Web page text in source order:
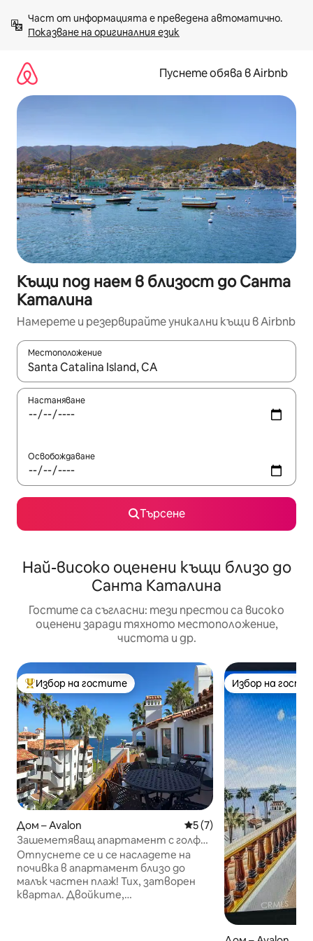
към
съдържанието
Показване на оригиналния език
Пуснете обява в Airbnb
Къщи под наем в близост до Санта
Каталина
Намерете и резервирайте уникални къщи в Airbnb
Местоположение
Когато резултатите се покажат, използвайте
Настаняване
Освобождаване
Търсене
Най-високо оценени къщи близо до
Санта Каталина
Гостите са съгласни: тези престои са високо
оценени заради тяхното местоположение,
чистота и др.
Най-популярен избор на гостите
Избор на гостите
Дом – Avalon Средна оценка: 5 от 5,
5 (7)
Зашеметяващ апартамент с голф
количка близо до брега
Отпуснете се и се насладете на
почивка в апартамент близо до
малък частен плаж! Тих, затворен
квартал. Двойките,
Избор на
Избор на